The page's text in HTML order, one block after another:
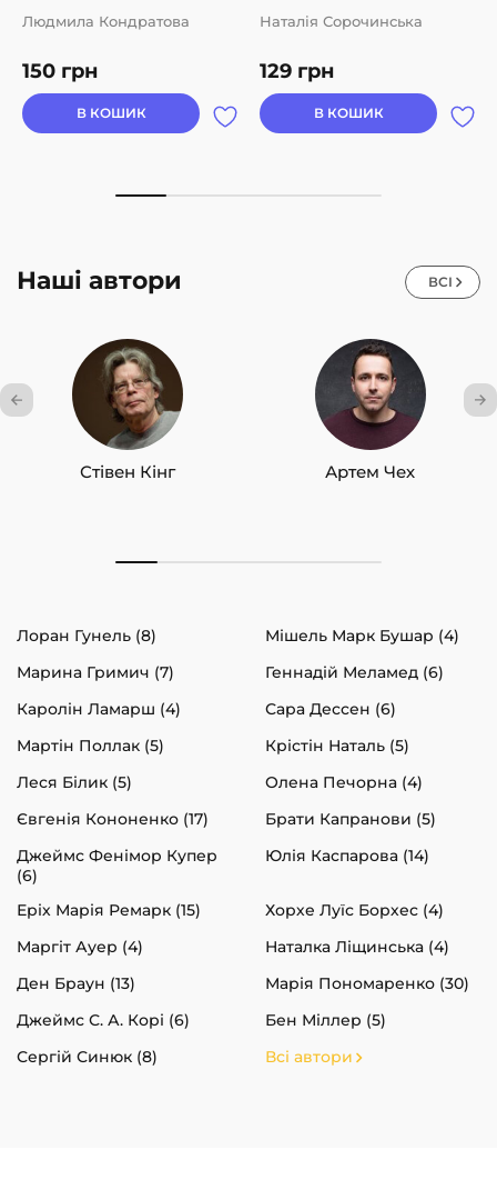
150 грн
Людмила Кондратова
В КОШИК
129 грн
Наталія Сорочинська
В КОШИК
Наші автори ВСІ
Стівен Кінг Артем Чех
Лоран Гунель (8)
Мішель Марк Бушар (4)
Марина Гримич (7)
Геннадій Меламед (6)
Каролін Ламарш (4)
Сара Дессен (6)
Мартін Поллак (5)
Крістін Наталь (5)
Леся Білик (5)
Олена Печорна (4)
Євгенія Кононенко (17)
Брати Капранови (5)
Джеймс Фенімор Купер
(6)
Юлія Каспарова (14)
Еріх Марія Ремарк (15)
Хорхе Луїс Борхес (4)
Маргіт Ауер (4)
Наталка Ліщинська (4)
Ден Браун (13)
Марія Пономаренко (30)
Джеймс С. А. Корі (6)
Бен Міллер (5)
Сергій Синюк (8)
Всі автори